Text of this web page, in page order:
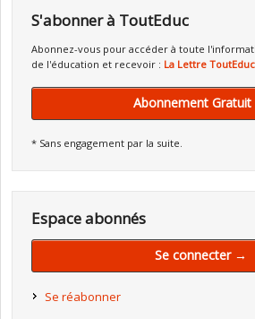
S'abonner à ToutEduc
Abonnez-vous pour accéder à toute
de l'éducation et recevoir : La Lettre ToutEduc
Abonnement
* Sans engagement par la suite.
Espace abonnés
Se connecter →
Se réabonner